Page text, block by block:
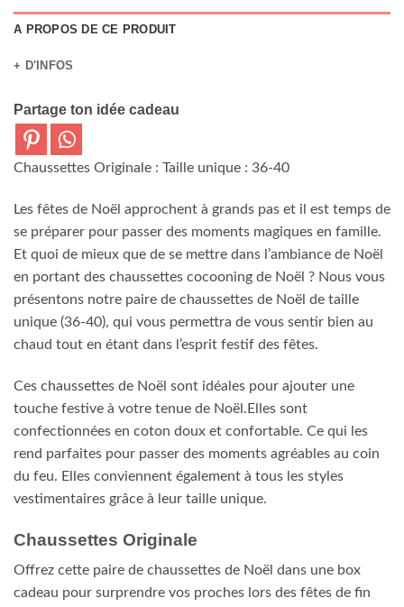
A PROPOS DE CE PRODUIT
+ D'INFOS
Partage ton idée cadeau
Chaussettes Originale : Taille unique : 36-40
Les fêtes de Noël approchent à grands pas et il est temps de
se préparer pour passer des moments magiques en famille.
Et quoi de mieux que de se mettre dans l’ambiance de Noël
en portant des chaussettes cocooning de Noël ? Nous vous
présentons notre paire de chaussettes de Noël de taille
unique (36-40), qui vous permettra de vous sentir bien au
chaud tout en étant dans l’esprit festif des fêtes.
Ces chaussettes de Noël sont idéales pour ajouter une
touche festive à votre tenue de Noël.Elles sont
confectionnées en coton doux et confortable. Ce qui les
rend parfaites pour passer des moments agréables au coin
du feu. Elles conviennent également à tous les styles
vestimentaires grâce à leur taille unique.
Chaussettes Originale
Offrez cette paire de chaussettes de Noël dans une box
cadeau pour surprendre vos proches lors des fêtes de fin